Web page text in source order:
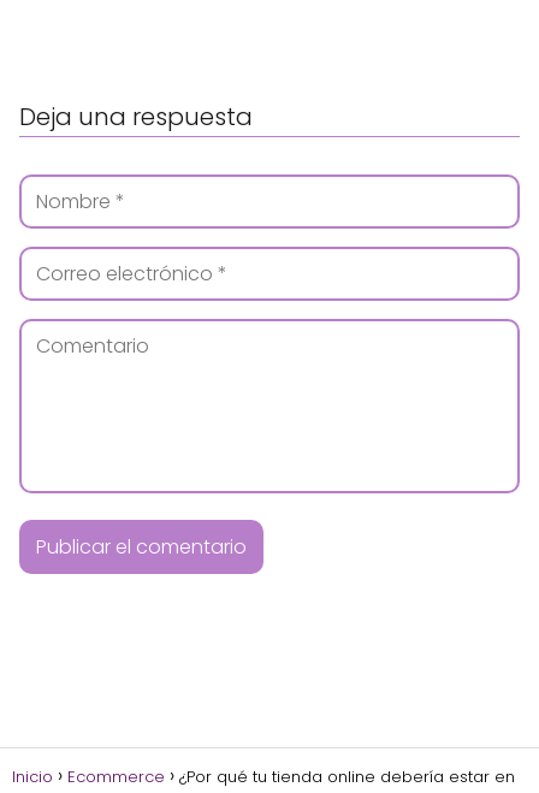
Deja una respuesta
Inicio Ecommerce
¿Por qué tu tienda online debería estar en